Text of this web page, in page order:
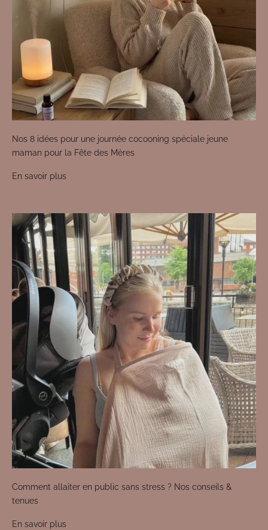
Nos 8 idées pour une journée cocooning spéciale jeune
maman pour la Fête des Mères
En savoir plus
Comment allaiter en public sans stress ? Nos conseils &
tenues
En savoir plus